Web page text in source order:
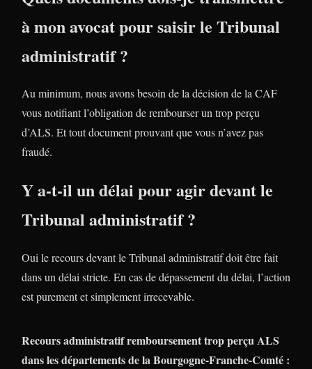
à mon avocat pour saisir le Tribunal
administratif ?
Au minimum, nous avons besoin de la décision de la CAF
vous notifiant l’obligation de rembourser un trop perçu
d’ALS. Et tout document prouvant que vous n’avez pas
fraudé.
Y a-t-il un délai pour agir devant le
Tribunal administratif ?
Oui le recours devant le Tribunal administratif doit être fait
dans un délai stricte. En cas de dépassement du délai, l’action
est purement et simplement irrecevable.
Recours administratif remboursement trop perçu ALS
dans les départements de la Bourgogne-Franche-Comté :